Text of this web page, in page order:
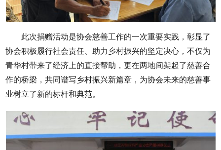
此次捐赠活动是协会慈善工作的一次重要实践，彰显了
协会积极履行社会责任、助力乡村振兴的坚定决心，不仅为
青华村带来了经济上的直接帮助，更在两地间架起了慈善合
作的桥梁，共同谱写乡村振兴新篇章，为协会未来的慈善事
业树立了新的标杆和典范。